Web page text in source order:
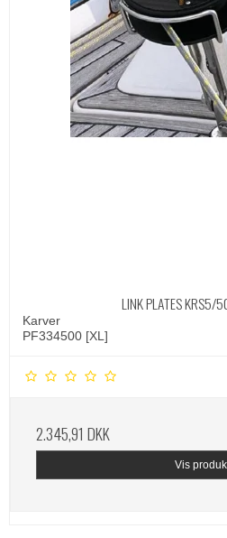
LINK PLATES KRS5/
Karver
PF334500 [XL]
2.345,91 DKK
Vis